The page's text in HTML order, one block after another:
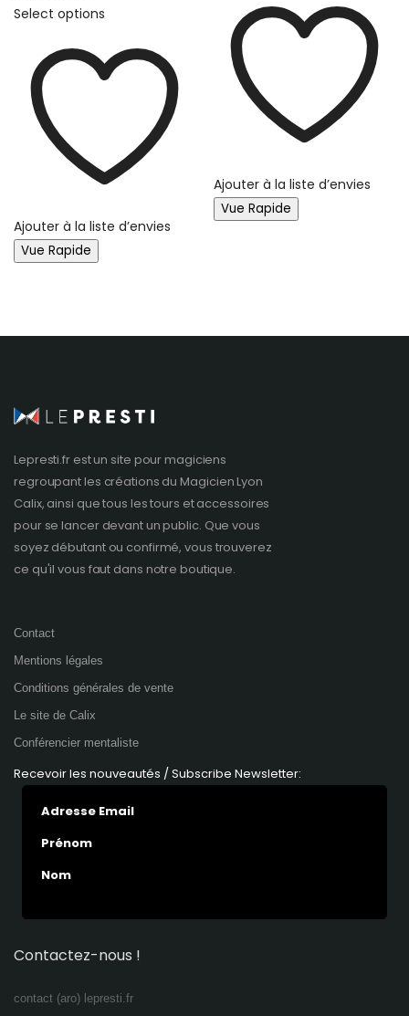
Select options
Ajouter à la liste d’envies
Vue Rapide
Ajouter à la liste d’envies
Vue Rapide
Lepresti.fr est un site pour magiciens
regroupant les créations duMagicien Lyon
Calix, ainsi que tous les tours et accessoires
pour se lancer devant un public. Que vous
soyez débutant ou confirmé, vous trouverez
ce qu'il vous faut dans notre boutique.
Contact
Mentions légales
Conditions générales de vente
Le site de Calix
Conférencier mentaliste
Recevoir les nouveautés / Subscribe Newsletter:
Adresse Email
Prénom
Nom
Contactez-nous !
contact (aro) lepresti.fr